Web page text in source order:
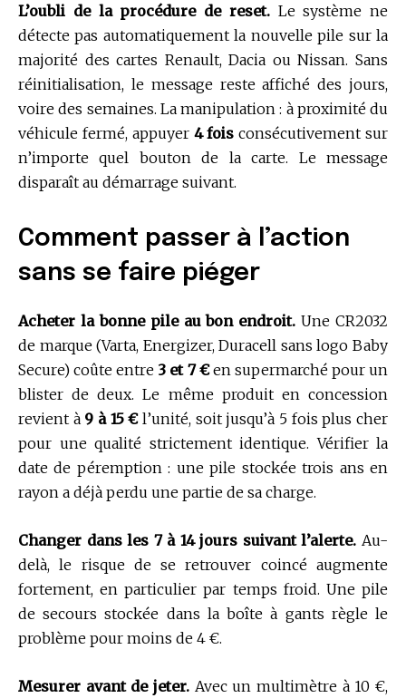
L’oubli de la procédure de reset.Le système ne
détecte pas automatiquement la nouvelle pile sur la
majorité des cartes Renault, Dacia ou Nissan. Sans
réinitialisation, le message reste affiché des jours,
voire des semaines. La manipulation : à proximité du
véhicule fermé, appuyer 4 fois consécutivement sur
n’importe quel bouton de la carte. Le message
disparaît au démarrage suivant.
Comment passer à l’action
sans se faire piéger
Acheter la bonne pile au bon endroit. Une CR2032
de marque (Varta, Energizer, Duracell sans logo Baby
Secure) coûte entre 3 et 7 €en supermarché pour un
blister de deux. Le même produit en concession
revient à 9 à 15 €l’unité, soit jusqu’à 5 fois plus cher
pour une qualité strictement identique. Vérifier la
date de péremption : une pile stockée trois ans en
rayon a déjà perdu une partie de sa charge.
Changer dans les 7 à 14 jours suivant l’alerte. Au-
delà, le risque de se retrouver coincé augmente
fortement, en particulier par temps froid. Une pile
de secours stockée dans la boîte à gants règle le
problème pour moins de 4 €.
Mesurer avant de jeter. Avec un multimètre à 10 €,